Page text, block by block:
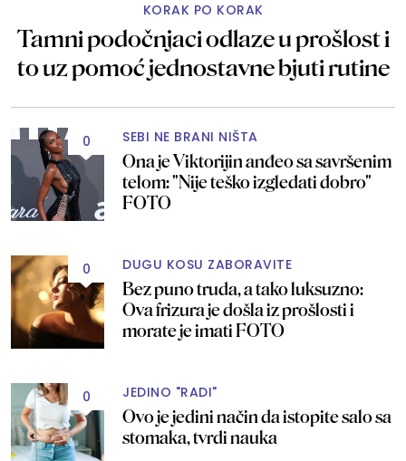
KORAK PO KORAK
Tamni podočnjaci odlaze u prošlost i
to uz pomoć jednostavne bjuti rutine
0 SEBI NE BRANI NIŠTA
Ona je Viktorijin anđeo sa savršenim
telom: "Nije teško izgledati dobro"
FOTO
0 DUGU KOSU ZABORAVITE
Bez puno truda, a tako luksuzno:
Ova frizura je došla iz prošlosti i
morate je imati FOTO
0 JEDINO "RADI"
Ovo je jedini način da istopite salo sa
stomaka, tvrdi nauka